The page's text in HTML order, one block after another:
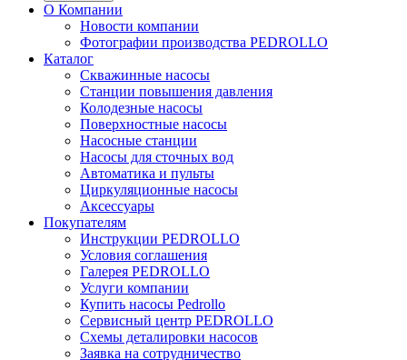
О Компании
Новости компании
Фотографии производства PEDROLLO
Каталог
Скважинные насосы
Станции повышения давления
Колодезные насосы
Поверхностные насосы
Насосные станции
Насосы для сточных вод
Автоматика и пульты
Циркуляционные насосы
Аксессуары
Покупателям
Инструкции PEDROLLO
Условия соглашения
Галерея PEDROLLO
Услуги компании
Купить насосы Pedrollo
Сервисный центр PEDROLLO
Схемы деталировки насосов
Заявка на сотрудничество